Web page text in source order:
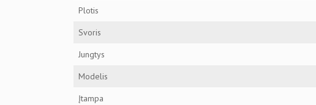
Plotis
Svoris
Jungtys
Modelis
Įtampa